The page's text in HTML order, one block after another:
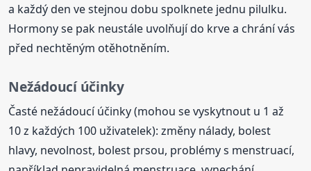
a každý den ve stejnou dobu spolknete jednu pilulku.
Hormony se pak neustále uvolňují do krve a chrání vás
před nechtěným otěhotněním.
Nežádoucí účinky
Časté nežádoucí účinky (mohou se vyskytnout u 1 až
10 z každých 100 uživatelek): změny nálady, bolest
hlavy, nevolnost, bolest prsou, problémy s menstruací,